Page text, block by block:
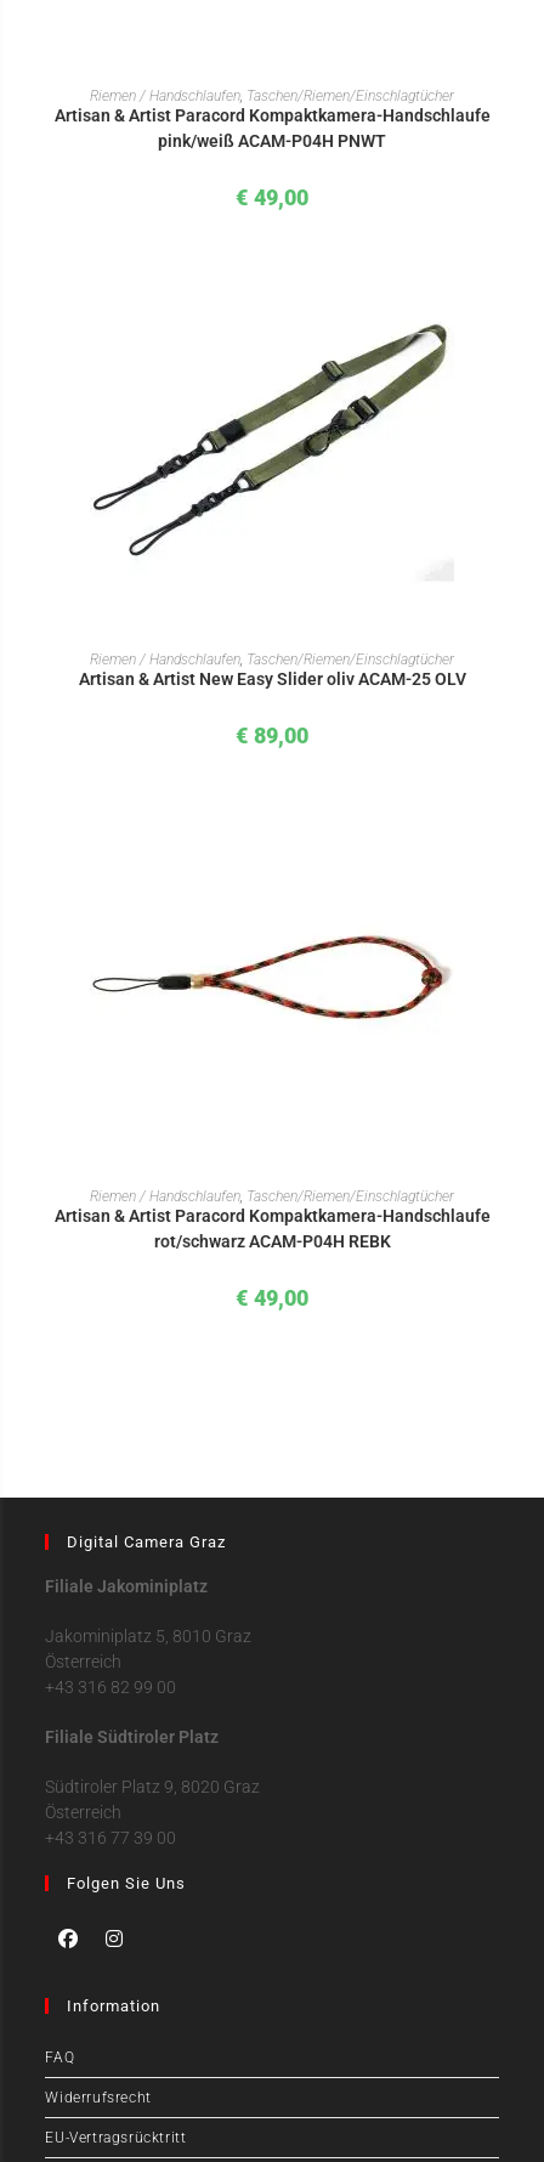
IN DEN WARENKORB
Riemen / Handschlaufen, Taschen/Riemen/Einschlagtücher
Artisan & Artist Paracord Kompaktkamera-Handschlaufe
pink/weiß ACAM-P04H PNWT
€ 49,00
IN DEN WARENKORB
Riemen / Handschlaufen Taschen/Riemen/Einschlagtücher
Artisan & Artist New Easy Slider oliv ACAM-25 OLV
€ 89,00
IN DEN WARENKORB
Riemen / Handschlaufen, Taschen/Riemen/Einschlagtücher
Artisan & Artist Paracord Kompaktkamera-Handschlaufe
rot/schwarz ACAM-P04H REBK
€ 49,00
Digital Camera Graz
Filiale Jakominiplatz
Jakominiplatz 5, 8010 Graz
Österreich
+43 316 82 99 00
Filiale Südtiroler Platz
Südtiroler Platz 9, 8020 Graz
Österreich
+43 316 77 39 00
Folgen Sie Uns
Information
FAQ
Widerrufsrecht
EU-Vertragsrücktritt